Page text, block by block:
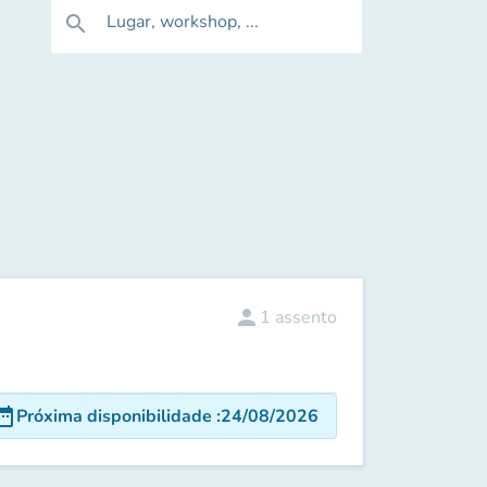
search Lugar, workshop, ...
person 1 assento
Próxima disponibilidade :24/08/2026